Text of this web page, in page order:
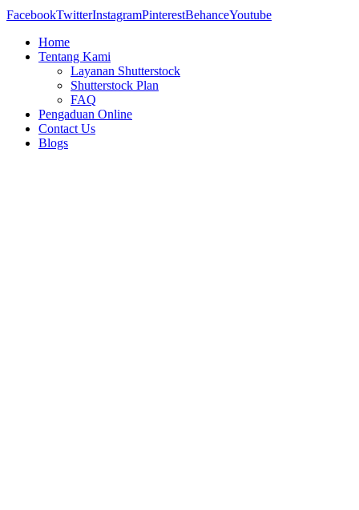
FacebookTwitterInstagramPinterestBehanceYoutube
Home
Tentang Kami
Layanan Shutterstock
Shutterstock Plan
FAQ
Pengaduan Online
Contact Us
Blogs